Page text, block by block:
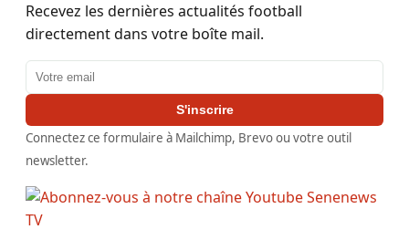
Recevez les dernières actualités football
directement dans votre boîte mail.
Adresse email
S'inscrire
Connectez ce formulaire à Mailchimp, Brevo ou votre outil
newsletter.